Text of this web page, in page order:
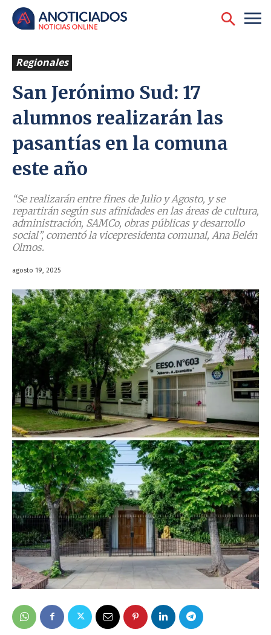
Regionales
San Jerónimo Sud: 17
alumnos realizarán las
pasantías en la comuna
este año
‘‘Se realizarán entre fines de Julio y Agosto, y se
repartirán según sus afinidades en las áreas de cultura,
administración, SAMCo, obras públicas y desarrollo
social’’, comentó la vicepresidenta comunal, Ana Belén
Olmos.
agosto 19, 2025